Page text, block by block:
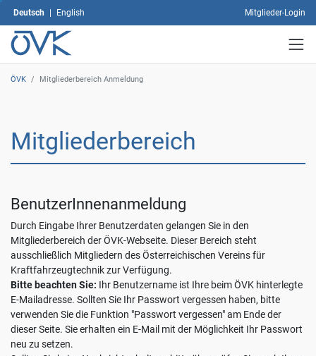
auf
"Auswahl
speichern".
dem
akzeptieren"
erklären
Sie
der
Verwendung
sämtlicher
Cookies
einverstanden.
Ihre
Einwilligung
können
Sie
jederzeit
Deutsch | English Mitglieder-Login
ÖVK / Mitgliederbereich Anmeldung
Mitgliederbereich
BenutzerInnenanmeldung
Durch Eingabe Ihrer Benutzerdaten gelangen Sie in den
Mitgliederbereich der ÖVK-Webseite. Dieser Bereich steht
ausschließlich Mitgliedern des Österreichischen Vereins für
Kraftfahrzeugtechnik zur Verfügung.
Bitte beachten Sie: Ihr Benutzername ist Ihre beim ÖVK hinterlegte
E-Mailadresse. Sollten Sie Ihr Passwort vergessen haben, bitte
verwenden Sie die Funktion "Passwort vergessen" am Ende der
dieser Seite. Sie erhalten ein E-Mail mit der Möglichkeit Ihr Passwort
neu zu setzen.